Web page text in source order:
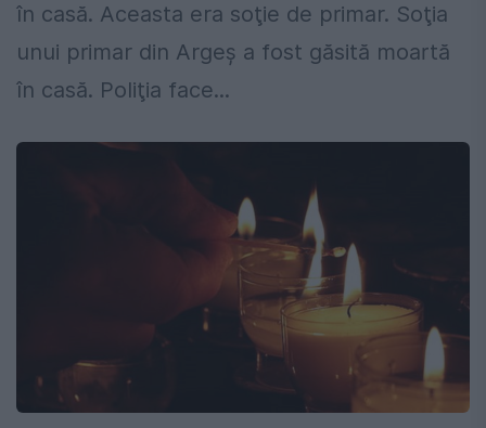
în casă. Aceasta era soţie de primar. Soţia
unui primar din Argeş a fost găsită moartă
în casă. Poliţia face...